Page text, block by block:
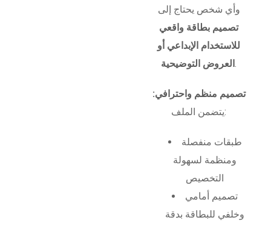
وأي شخص يحتاج إلى
تصميم بطاقة واقعي
للاستخدام الإبداعي أو
العروض التوضيحية .
تصميم منظم واحترافي:
يتضمن الملف:
طبقات منفصلة
ومنظمة لسهولة
التخصيص
تصميم أمامي
وخلفي للبطاقة بدقة